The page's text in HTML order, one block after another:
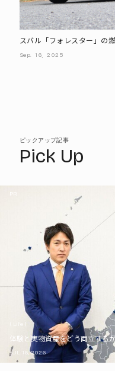
スバル「フォレスター」の
え? ハイブリッド車の実走報
Sep. 16, 2025
ピックアップ記事
Pick Up
PR
体験と実物資産をどう両立する
JUL. 16, 2026